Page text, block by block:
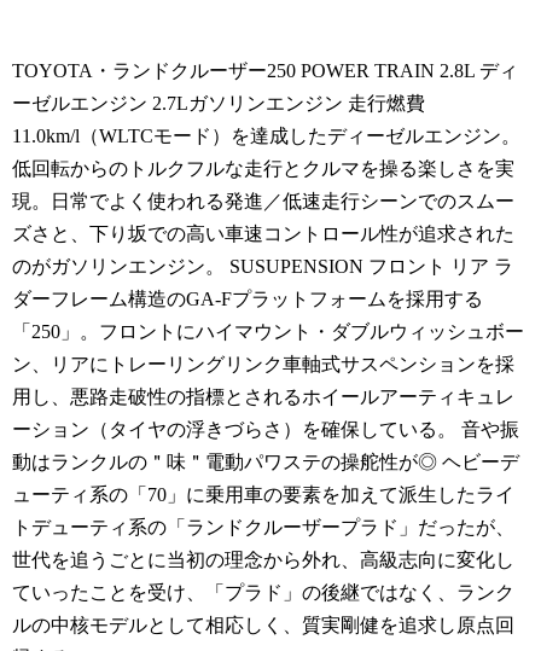
TOYOTA・ランドクルーザー250 POWER TRAIN 2.8L ディ
ーゼルエンジン 2.7Lガソリンエンジン 走行燃費
11.0km/l（WLTCモード）を達成したディーゼルエンジン。
低回転からのトルクフルな走行とクルマを操る楽しさを実
現。日常でよく使われる発進／低速走行シーンでのスムー
ズさと、下り坂での高い車速コントロール性が追求された
のがガソリンエンジン。 SUSUPENSION フロント リア ラ
ダーフレーム構造のGA-Fプラットフォームを採用する
「250」。フロントにハイマウント・ダブルウィッシュボー
ン、リアにトレーリングリンク車軸式サスペンションを採
用し、悪路走破性の指標とされるホイールアーティキュレ
ーション（タイヤの浮きづらさ）を確保している。 音や振
動はランクルの＂味＂電動パワステの操舵性が◎ ヘビーデ
ューティ系の「70」に乗用車の要素を加えて派生したライ
トデューティ系の「ランドクルーザープラド」だったが、
世代を追うごとに当初の理念から外れ、高級志向に変化し
ていったことを受け、「プラド」の後継ではなく、ランク
ルの中核モデルとして相応しく、質実剛健を追求し原点回